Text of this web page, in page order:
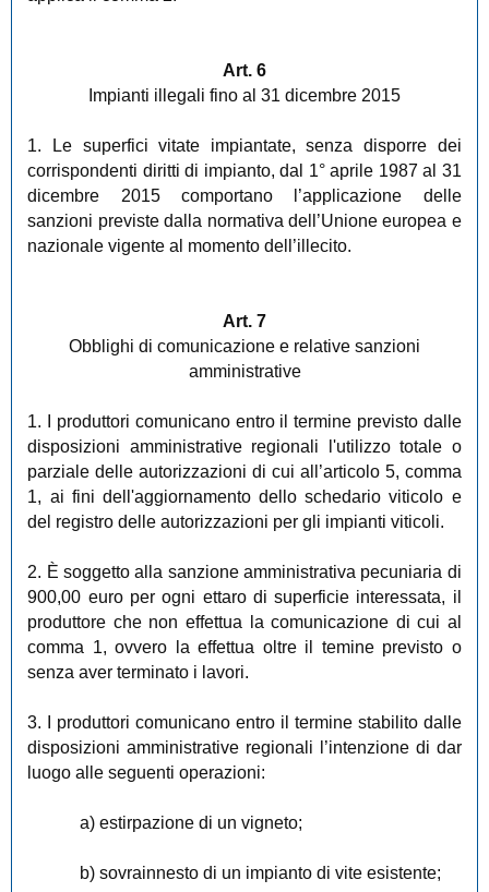
Art. 6
Impianti illegali fino al 31 dicembre 2015
1. Le superfici vitate impiantate, senza disporre dei
corrispondenti diritti di impianto, dal 1° aprile 1987 al 31
dicembre 2015 comportano l’applicazione delle
sanzioni previste dalla normativa dell’Unione europea e
nazionale vigente al momento dell’illecito.
Art. 7
Obblighi di comunicazione e relative sanzioni
amministrative
1. I produttori comunicano entro il termine previsto dalle
disposizioni amministrative regionali l'utilizzo totale o
parziale delle autorizzazioni di cui all’articolo 5, comma
1, ai fini dell'aggiornamento dello schedario viticolo e
del registro delle autorizzazioni per gli impianti viticoli.
2. È soggetto alla sanzione amministrativa pecuniaria di
900,00 euro per ogni ettaro di superficie interessata, il
produttore che non effettua la comunicazione di cui al
comma 1, ovvero la effettua oltre il temine previsto o
senza aver terminato i lavori.
3. I produttori comunicano entro il termine stabilito dalle
disposizioni amministrative regionali l’intenzione di dar
luogo alle seguenti operazioni:
a) estirpazione di un vigneto;
b) sovrainnesto di un impianto di vite esistente;